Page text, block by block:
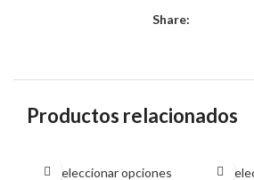
Share:
Productos relacionados
Seleccionar opciones